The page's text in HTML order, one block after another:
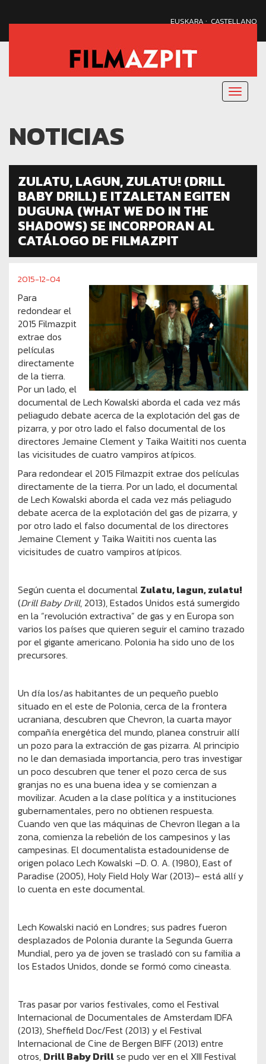
EUSKARA·CASTELLANO
Menu
NOTICIAS
ZULATU, LAGUN, ZULATU! (DRILL
BABY DRILL) E ITZALETAN EGITEN
DUGUNA (WHAT WE DO IN THE
SHADOWS) SE INCORPORAN AL
CATÁLOGO DE FILMAZPIT
2015-12-04
Para
redondear el
2015 Filmazpit
extrae dos
películas
directamente
de la tierra.
Por un lado, el
documental de Lech Kowalski aborda el cada vez más
peliagudo debate acerca de la explotación del gas de
pizarra, y por otro lado el falso documental de los
directores Jemaine Clement y Taika Waititi nos cuenta
las vicisitudes de cuatro vampiros atípicos.
Para redondear el 2015 Filmazpit extrae dos películas
directamente de la tierra. Por un lado, el documental
de Lech Kowalski aborda el cada vez más peliagudo
debate acerca de la explotación del gas de pizarra, y
por otro lado el falso documental de los directores
Jemaine Clement y Taika Waititi nos cuenta las
vicisitudes de cuatro vampiros atípicos.
Según cuenta el documental Zulatu, lagun, zulatu!
(Drill Baby Drill, 2013), Estados Unidos está sumergido
en la “revolución extractiva” de gas y en Europa son
varios los países que quieren seguir el camino trazado
por el gigante americano. Polonia ha sido uno de los
precursores.
Un día los/as habitantes de un pequeño pueblo
situado en el este de Polonia, cerca de la frontera
ucraniana, descubren que Chevron, la cuarta mayor
compañía energética del mundo, planea construir allí
un pozo para la extracción de gas pizarra. Al principio
no le dan demasiada importancia, pero tras investigar
un poco descubren que tener el pozo cerca de sus
granjas no es una buena idea y se comienzan a
movilizar. Acuden a la clase política y a instituciones
gubernamentales, pero no obtienen respuesta.
Cuando ven que las máquinas de Chevron llegan a la
zona, comienza la rebelión de los campesinos y las
campesinas. El documentalista estadounidense de
origen polaco Lech Kowalski –D. O. A. (1980), East of
Paradise (2005), Holy Field Holy War (2013)– está allí y
lo cuenta en este documental.
Lech Kowalski nació en Londres; sus padres fueron
desplazados de Polonia durante la Segunda Guerra
Mundial, pero ya de joven se trasladó con su familia a
los Estados Unidos, donde se formó como cineasta.
Tras pasar por varios festivales, como el Festival
Internacional de Documentales de Amsterdam IDFA
(2013), Sheffield Doc/Fest (2013) y el Festival
Internacional de Cine de Bergen BIFF (2013) entre
otros, Drill Baby Drillse pudo ver en el XIII Festival